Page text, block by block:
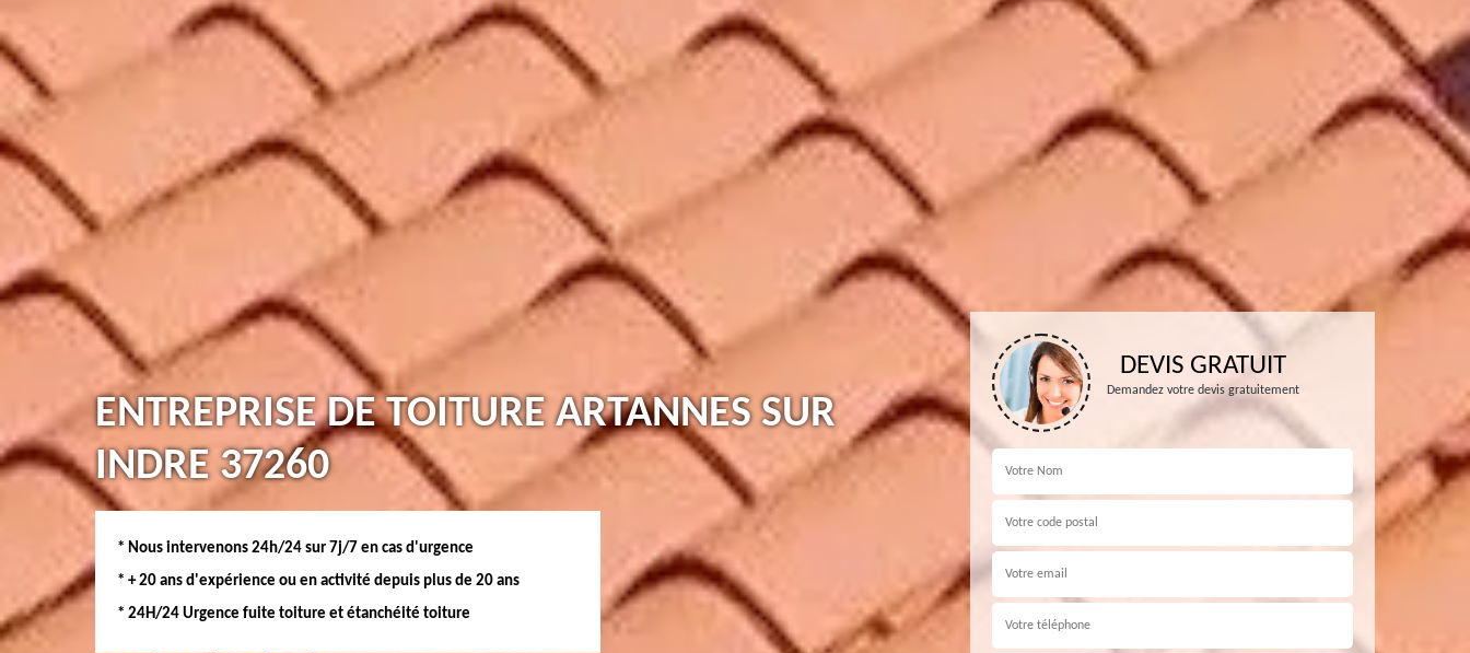
ENTREPRISE DE TOITURE ARTANNES SUR
INDRE 37260
* Nous intervenons 24h/24 sur 7j/7 en cas d'urgence
* + 20 ans d'expérience ou en activité depuis plus de 20 ans
* 24H/24 Urgence fuite toiture et étanchéité toiture
DEVIS GRATUIT
Demandez votre devis gratuitement